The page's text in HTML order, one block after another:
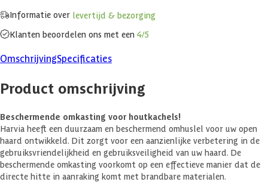
Informatie over levertijd & bezorging
Klanten beoordelen ons met een 4/5
OmschrijvingSpecificaties
Product omschrijving
Beschermende omkasting voor houtkachels!
Harvia heeft een duurzaam en beschermend omhuslel voor uw open
haard ontwikkeld. Dit zorgt voor een aanzienlijke verbetering in de
gebruiksvriendelijkheid en gebruiksveiligheid van uw haard. De
beschermende omkasting voorkomt op een effectieve manier dat de
directe hitte in aanraking komt met brandbare materialen.